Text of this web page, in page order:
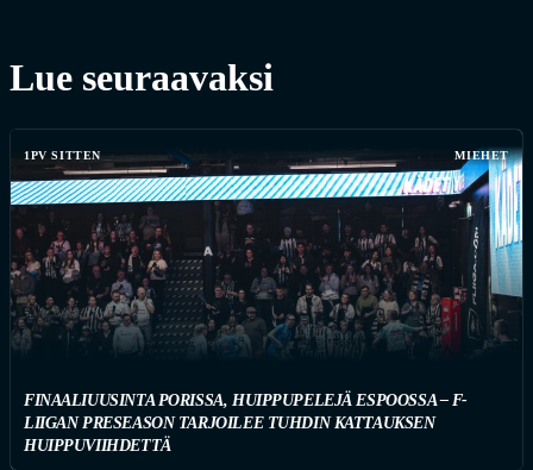
Lue seuraavaksi
1PV SITTEN MIEHET
FINAALIUUSINTA PORISSA, HUIPPUPELEJÄ ESPOOSSA – F-
LIIGAN PRESEASON TARJOILEE TUHDIN KATTAUKSEN
HUIPPUVIIHDETTÄ